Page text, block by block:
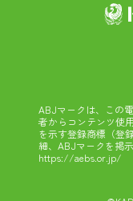
ABJマークは、この
者からコンテンツ使
を示す登録商標（登
細、ABJマークを掲
https://aebs.or.jp/